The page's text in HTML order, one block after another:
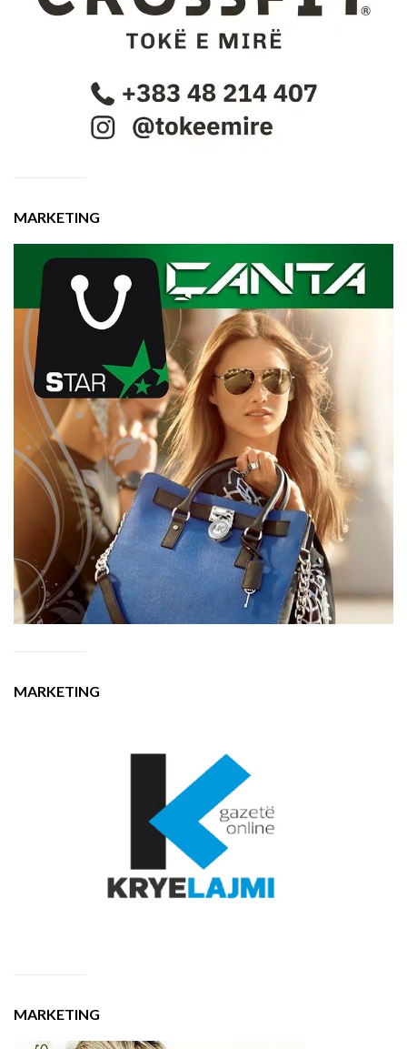
MARKETING
MARKETING
MARKETING